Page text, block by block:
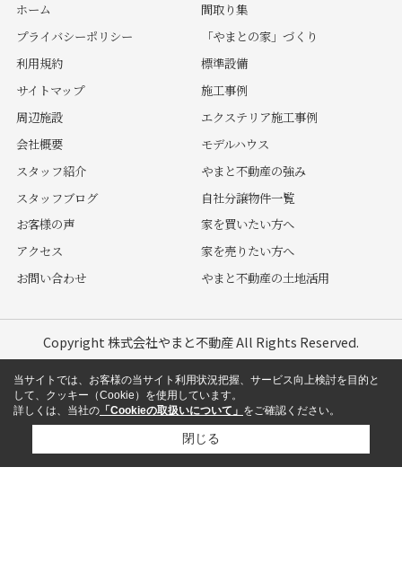
ホーム
プライバシーポリシー
利用規約
サイトマップ
周辺施設
会社概要
スタッフ紹介
スタッフブログ
お客様の声
アクセス
お問い合わせ
間取り集
「やまとの家」づくり
標準設備
施工事例
エクステリア施工事例
モデルハウス
やまと不動産の強み
自社分譲物件一覧
家を買いたい方へ
家を売りたい方へ
やまと不動産の土地活用
Copyright 株式会社やまと不動産 All Rights Reserved.
当サイトでは、お客様の当サイト利用状況把握、サービス向上検討を目的と
して、クッキー（Cookie）を使用しています。
詳しくは、当社の 「Cookieの取扱いについて」 をご確認ください。
閉じる